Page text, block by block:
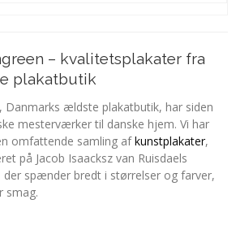
– kvalitetsplakater fra
plakatbutik
Danmarks ældste plakatbutik, har siden
mesterværker til danske hjem. Vi har
omfattende samling afkunstplakater,
på Jacob Isaacksz van Ruisdaels
spænder bredt i størrelser og farver,
smag.